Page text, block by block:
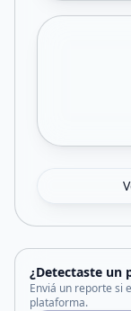
¿Detectaste un
Enviá un reporte si
plataforma.